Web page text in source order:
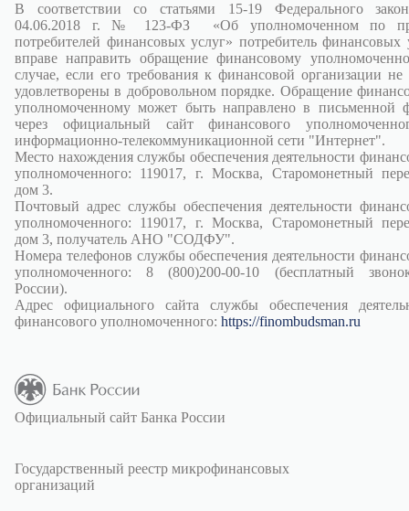
В соответствии со статьями 15-19 Федерального
04.06.2018 г. № 123-ФЗ «Об уполномоченном по
потребителей финансовых услуг» потребитель финансовых
вправе направить обращение финансовому
случае, если его требования к финансовой организации
удовлетворены в добровольном порядке. Обращение
уполномоченному может быть направлено в письменной
через официальный сайт финансового
информационно-телекоммуникационной сети "Интернет".
Место нахождения службы обеспечения деятельности
уполномоченного: 119017, г. Москва, Старомонетный
дом 3.
Почтовый адрес службы обеспечения деятельности
уполномоченного: 119017, г. Москва, Старомонетный
дом 3, получатель АНО "СОДФУ".
Номера телефонов службы обеспечения деятельности
уполномоченного: 8 (800)200-00-10 (бесплатный
России).
Адрес официального сайта службы обеспечения
финансового уполномоченного: https://finombudsman.ru
Официальный сайт Банка России
Государственный реестр микрофинансовых
организаций